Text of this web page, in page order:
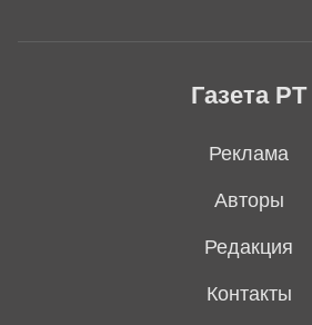
Газета РТ
Реклама
Авторы
Редакция
Контакты